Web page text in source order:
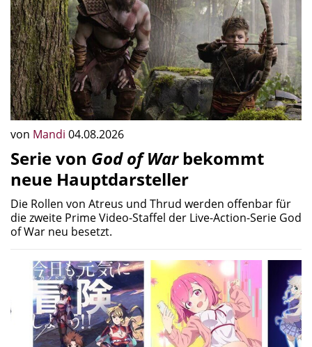
von Mandi 04.08.2026
Serie von God of Warbekommt
neue Hauptdarsteller
Die Rollen von Atreus und Thrud werden offenbar für
die zweite Prime Video-Staffel der Live-Action-Serie God
of War neu besetzt.